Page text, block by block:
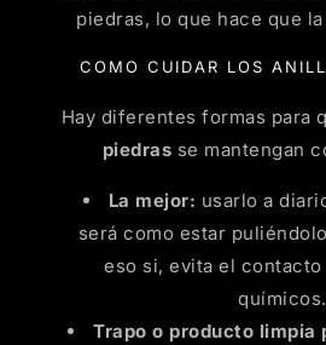
piedras, lo que hace que
COMO CUIDAR LOS
Hay diferentes formas para
piedras se mantengan
La mejor: usarlo a
será como estar
eso si, evita el
químicos.
Trapo o producto limpia